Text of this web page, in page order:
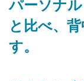
パーソナ
と比べ、
す。